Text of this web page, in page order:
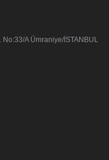
A Ümraniye/İSTANBUL